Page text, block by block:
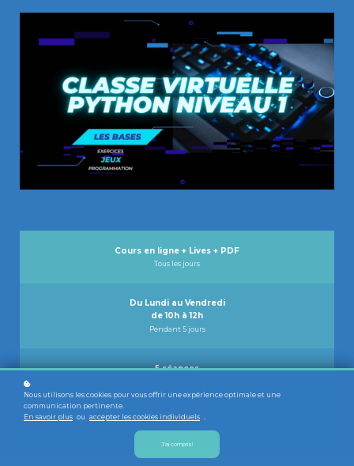
Cours en ligne + Lives + PDF
Tous les jours
Du Lundi au Vendredi
de 10h à 12h
Pendant 5 jours
5 séances
Lives
Nous utilisons les cookies pour vous offrir une expérience optimale et une
communication pertinente.
En savoir plus ou accepter les cookies individuels .
J'ai compris!